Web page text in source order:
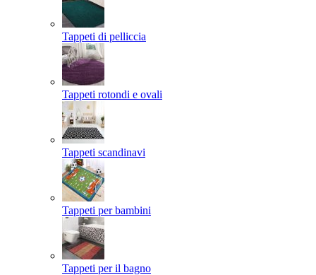
Tappeti di pelliccia
Tappeti rotondi e ovali
Tappeti scandinavi
Tappeti per bambini
Tappeti per il bagno